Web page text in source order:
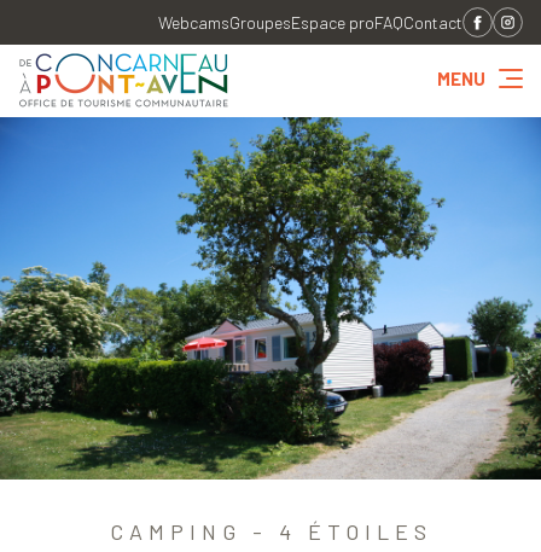
WebcamsGroupesEspace proFAQContact
MENU
CAMPING - 4 ÉTOILES